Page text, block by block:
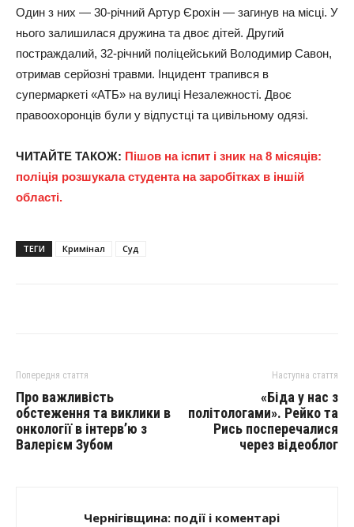
Один з них — 30-річний Артур Єрохін — загинув на місці. У
нього залишилася дружина та двоє дітей. Другий
постраждалий, 32-річний поліцейський Володимир Савон,
отримав серйозні травми. Інцидент трапився в
супермаркеті «АТБ» на вулиці Незалежності. Двоє
правоохоронців були у відпустці та цивільному одязі.
ЧИТАЙТЕ ТАКОЖ: Пішов на іспит і зник на 8 місяців:
поліція розшукала студента на заробітках в іншій
області.
ТЕГИ Кримінал Суд
Попередня стаття
Про важливість
обстеження та виклики в
онкології в інтерв’ю з
Валерієм Зубом
Наступна стаття
«Біда у нас з
політологами». Рейко та
Рись посперечалися
через відеоблог
Чернігівщина: події і коментарі